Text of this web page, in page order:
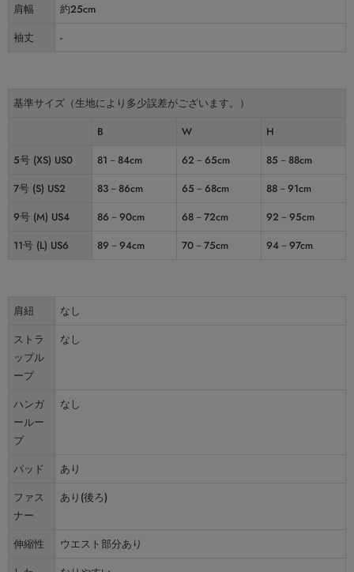
肩幅
約25cm
袖丈
-
基準サイズ（生地により多少誤差がございます。）
B
W
H
5号 (XS) US0
81－84cm 62－65cm
85－88cm
7号 (S) US2
83－86cm 65－68cm
88－91cm
9号 (M) US4
86－90cm 68－72cm
92－95cm
11号 (L) US6
89－94cm 70－75cm 94－97cm
肩紐
なし
ストラ
ップル
ープ
なし
ハンガ
ールー
プ
なし
パッド
あり
ファス
ナー
あり(後ろ)
伸縮性
ウエスト部分あり